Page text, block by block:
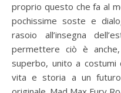
proprio questo che fa al
pochissime soste e
rasoio all’insegna
permettere ciò è
superbo, unito a costumi
vita e storia a un